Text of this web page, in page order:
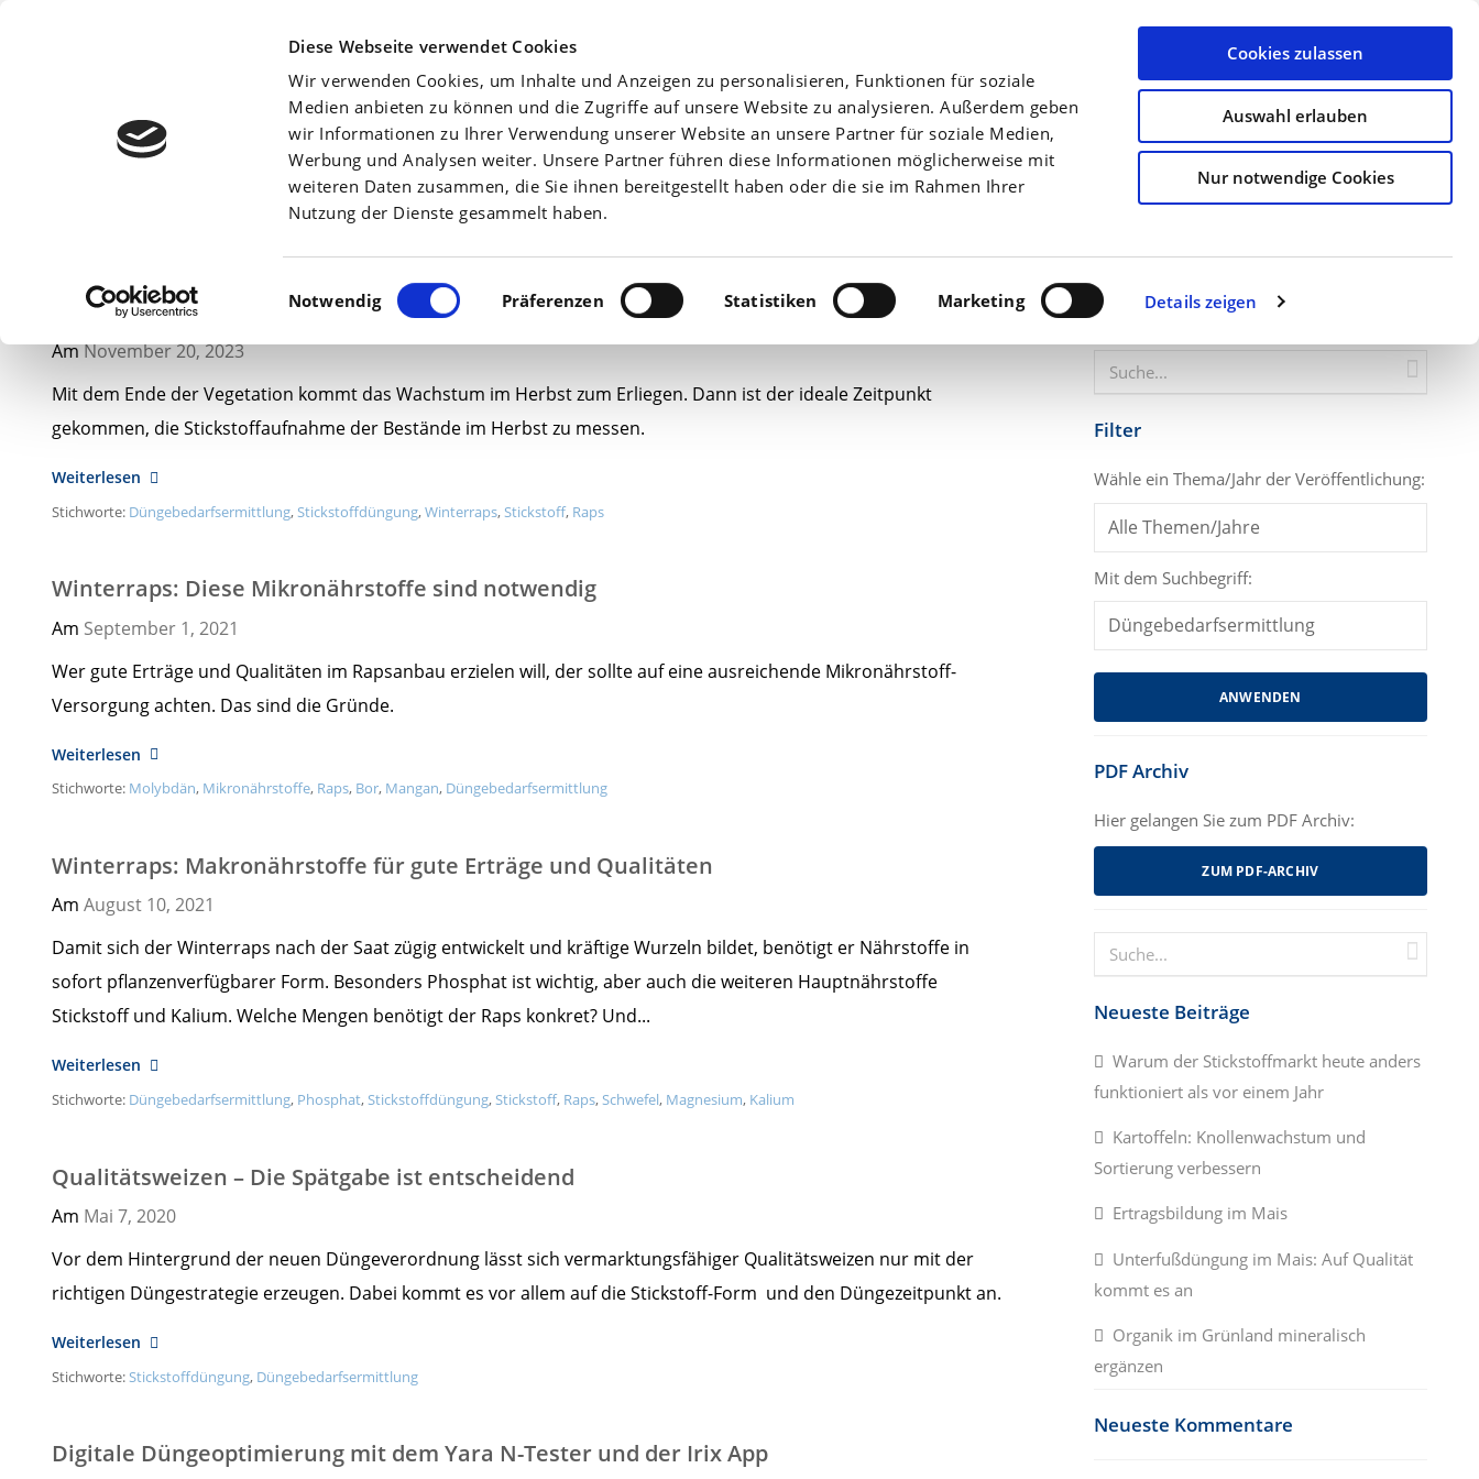
Diese Webseite verwendet Cookies
Wir verwenden Cookies, um Inhalte und Anzeigen zu personalisieren, Funktionen für soziale
Medien anbieten zu können und die Zugriffe auf unsere Website zu analysieren. Außerdem geben
wir Informationen zu Ihrer Verwendung unserer Website an unsere Partner für soziale Medien,
Werbung und Analysen weiter. Unsere Partner führen diese Informationen möglicherweise mit
weiteren Daten zusammen, die Sie ihnen bereitgestellt haben oder die sie im Rahmen Ihrer
Nutzung der Dienste gesammelt haben.
Einwilligungsauswahl
Notwendig Präferenzen Statistiken Marketing Details zeigen
Cookies zulassen
Auswahl erlauben
Nur notwendige Cookies
Ansprechpartner Über uns Termine
Aktuell Nährstoffe Düngung Kulturen Precision Farming
Startseite
Beiträge mit dem Suchbegriff
"Düngebedarfsermittlung"
Die Stickstoffaufnahme im Raps messen: Ganz einfach – mithilfe digitaler Tools
AmNovember 20,2023
Mit dem Ende der Vegetation kommt das Wachstum im Herbst zum Erliegen. Dann ist der ideale Zeitpunkt
gekommen, die Stickstoffaufnahme der Bestände im Herbst zu messen.
Weiterlesen
Stichworte: Düngebedarfsermittlung,Stickstoffdüngung,Winterraps,Stickstoff, Raps
Winterraps: Diese Mikronährstoffe sind notwendig
Am September 1, 2021
Wer gute Erträge und Qualitäten im Rapsanbau erzielen will, der sollte auf eine ausreichende Mikronährstoff-
Versorgung achten. Das sind die Gründe.
Weiterlesen
Stichworte: Molybdän, Mikronährstoffe, Raps, Bor, Mangan, Düngebedarfsermittlung
Winterraps: Makronährstoffe für gute Erträge und Qualitäten
Am August 10, 2021
Damit sich der Winterraps nach der Saat zügig entwickelt und kräftige Wurzeln bildet, benötigt er Nährstoffe in
sofort pflanzenverfügbarer Form. Besonders Phosphat ist wichtig, aber auch die weiteren Hauptnährstoffe
Stickstoff und Kalium. Welche Mengen benötigt der Raps konkret? Und...
Weiterlesen
Stichworte: Düngebedarfsermittlung, Phosphat,Stickstoffdüngung,Stickstoff, Raps,Schwefel, Magnesium, Kalium
Qualitätsweizen – Die Spätgabe ist entscheidend
Am Mai 7, 2020
Vor dem Hintergrund der neuen Düngeverordnung lässt sich vermarktungsfähiger Qualitätsweizen nur mit der
richtigen Düngestrategie erzeugen. Dabei kommt es vor allem auf die Stickstoff-Form und den Düngezeitpunkt an.
Weiterlesen
Stichworte:Stickstoffdüngung, Düngebedarfsermittlung
Digitale Düngeoptimierung mit dem Yara N-Tester und der Irix App
Website durchsuchen
Filter
Wähle ein Thema/Jahr der Veröffentlichung:
Mit dem Suchbegriff:
PDF Archiv
Hier gelangen Sie zum PDF Archiv:
ZUM PDF-ARCHIV
Neueste Beiträge
Warum der Stickstoffmarkt heute anders
funktioniert als vor einem Jahr
Kartoffeln: Knollenwachstum und
Sortierung verbessern
Ertragsbildung im Mais
Unterfußdüngung im Mais: Auf Qualität
kommt es an
Organik im Grünland mineralisch
ergänzen
Neueste Kommentare